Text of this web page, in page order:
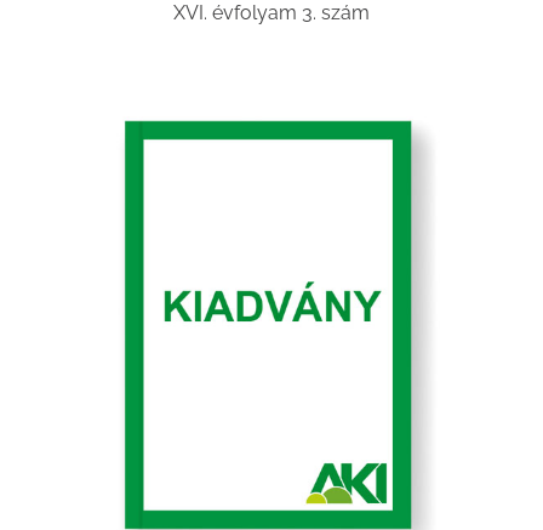
XVI. évfolyam 3. szám